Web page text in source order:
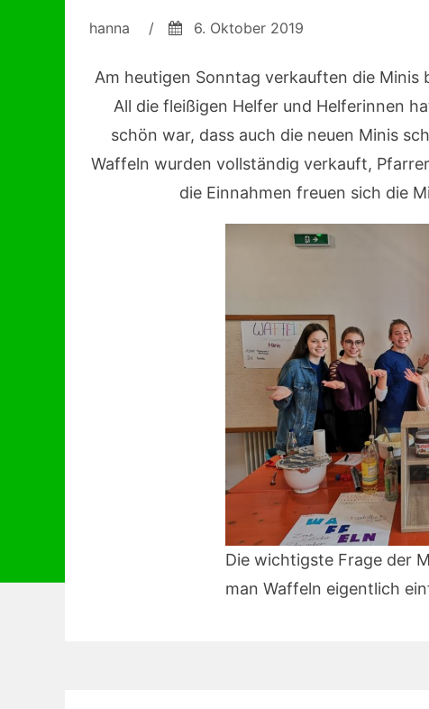
hanna / 6. Oktober 2019
Am heutigen Sonntag verkauften die
All die fleißigen Helfer und Helferinnen
schön war, dass auch die neuen Minis
Waffeln wurden vollständig verkauft,
die Einnahmen freuen sich die
Die wichtigste Frage der
man Waffeln eigentlich